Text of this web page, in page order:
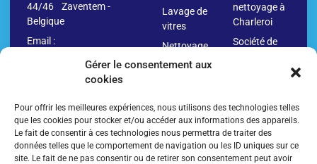
Gérer le consentement aux
cookies
Pour offrir les meilleures expériences, nous utilisons des technologies telles
que les cookies pour stocker et/ou accéder aux informations des appareils.
Le fait de consentir à ces technologies nous permettra de traiter des
données telles que le comportement de navigation ou les ID uniques sur ce
site. Le fait de ne pas consentir ou de retirer son consentement peut avoir
44/46 Zaventem -
Belgique
Email :
280.10.09
Lavage de
vitres
Nettoyage
avant
après
déménagement
Nettoyage
de
nettoyage à
Charleroi
Société de
nettoyage à
Anvers
Société de
nettoyage à